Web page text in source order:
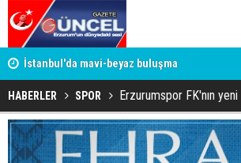
İstanbul'da mavi-beyaz buluşma
HABERLER SPOR Erzurumspor FK'nın